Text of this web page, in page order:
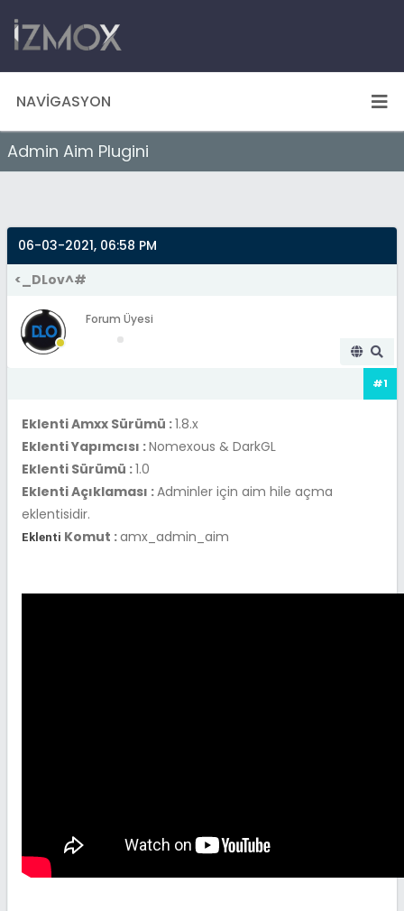
NAVIGASYON
Admin Aim Plugini
06-03-2021, 06:58 PM
<_DLov^#
Forum Üyesi
#1
Eklenti Amxx Sürümü :1.8.x
Eklenti Yapımcısı :Nomexous & DarkGL
Eklenti Sürümü :1.0
Eklenti Açıklaması :Adminler için aim hile açma
eklentisidir.
Eklenti Komut :amx_admin_aim